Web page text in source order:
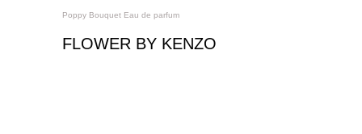
Poppy Bouquet Eau de parfum
FLOWER BY KENZO